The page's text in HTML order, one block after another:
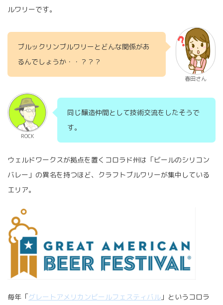
ルワリーです。
ブルックリンブルワリーとどんな関係があ
るんでしょうか・・？？？
春田さん
ROCK
同じ醸造仲間として技術交流をしたそうで
す。
ウェルドワークスが拠点を置くコロラド州は「ビールのシリコン
バレー」の異名を持つほど、クラフトブルワリーが集中している
エリア。
毎年「グレートアメリカンビールフェスティバル 」というコロラ